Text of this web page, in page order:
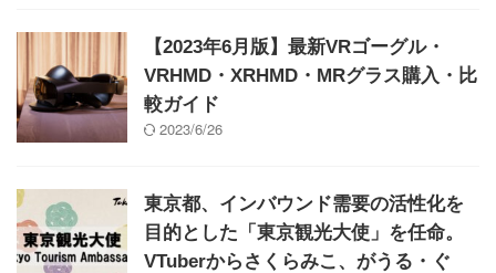
【2023年6月版】最新VRゴーグル・
VRHMD・XRHMD・MRグラス購入・比
較ガイド
2023/6/26
東京都、インバウンド需要の活性化を
目的とした「東京観光大使」を任命。
VTuberからさくらみこ、がうる・ぐ